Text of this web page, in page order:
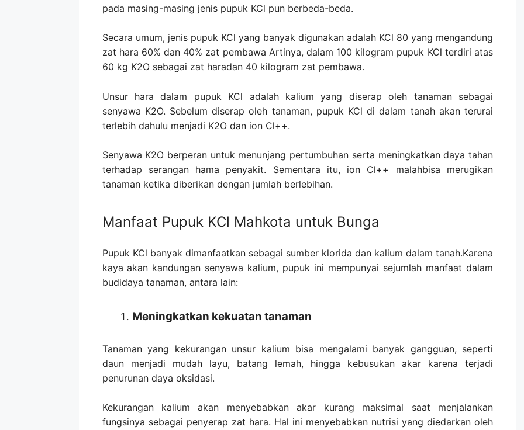
pada masing-masing jenis pupuk KCl pun berbeda-beda.
Secara umum, jenis pupuk KCl yang banyak digunakan adalah KCl 80 yang mengandung
zat hara 60% dan 40% zat pembawa Artinya, dalam 100 kilogram pupuk KCl terdiri atas
60 kg K2O sebagai zat haradan 40 kilogram zat pembawa.
Unsur hara dalam pupuk KCl adalah kalium yang diserap oleh tanaman sebagai
senyawa K2O. Sebelum diserap oleh tanaman, pupuk KCl di dalam tanah akan terurai
terlebih dahulu menjadi K2O dan ion Cl++.
Senyawa K2O berperan untuk menunjang pertumbuhan serta meningkatkan daya tahan
terhadap serangan hama penyakit. Sementara itu, ion Cl++ malahbisa merugikan
tanaman ketika diberikan dengan jumlah berlebihan.
Manfaat Pupuk KCl Mahkota untuk Bunga
Pupuk KCl banyak dimanfaatkan sebagai sumber klorida dan kalium dalam tanah.Karena
kaya akan kandungan senyawa kalium, pupuk ini mempunyai sejumlah manfaat dalam
budidaya tanaman, antara lain:
Meningkatkan kekuatan tanaman
Tanaman yang kekurangan unsur kalium bisa mengalami banyak gangguan, seperti
daun menjadi mudah layu, batang lemah, hingga kebusukan akar karena terjadi
penurunan daya oksidasi.
Kekurangan kalium akan menyebabkan akar kurang maksimal saat menjalankan
fungsinya sebagai penyerap zat hara. Hal ini menyebabkan nutrisi yang diedarkan oleh